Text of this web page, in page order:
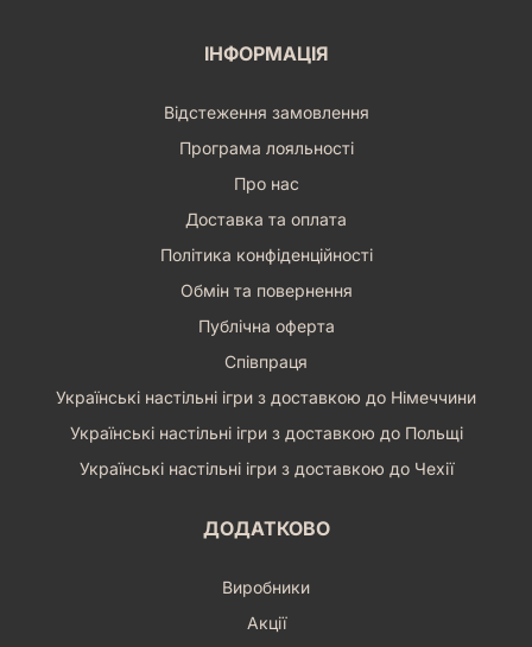
ІНФОРМАЦІЯ
Відстеження замовлення
Програма лояльності
Про нас
Доставка та оплата
Політика конфіденційності
Обмін та повернення
Публічна оферта
Співпраця
Українські настільні ігри з доставкою до Німеччини
Українські настільні ігри з доставкою до Польщі
Українські настільні ігри з доставкою до Чехії
ДОДАТКОВО
Виробники
Акції